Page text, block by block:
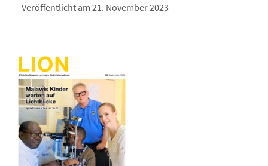
Veröffentlicht am 21. November 2023